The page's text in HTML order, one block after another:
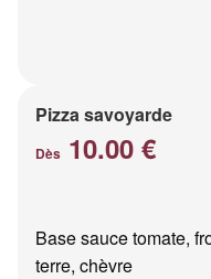
Pizza savoyarde
Dès 10.00 €
Base sauce tomate,
terre, chèvre